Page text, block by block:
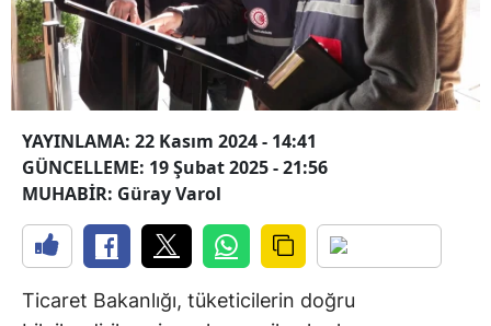
YAYINLAMA: 22 Kasım 2024 - 14:41
GÜNCELLEME: 19 Şubat 2025 - 21:56
MUHABİR: Güray Varol
Ticaret Bakanlığı, tüketicilerin doğru